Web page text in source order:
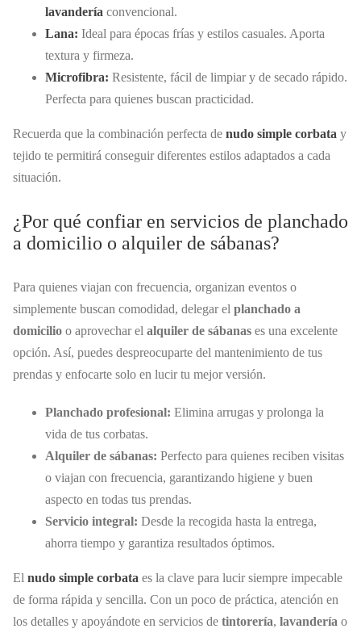
lavandería convencional.
Lana: Ideal para épocas frías y estilos casuales. Aporta
textura y firmeza.
Microfibra: Resistente, fácil de limpiar y de secado rápido.
Perfecta para quienes buscan practicidad.
Recuerda que la combinación perfecta de nudo simple corbata y
tejido te permitirá conseguir diferentes estilos adaptados a cada
situación.
¿Por qué confiar en servicios de planchado
a domicilio o alquiler de sábanas?
Para quienes viajan con frecuencia, organizan eventos o
simplemente buscan comodidad, delegar el planchado a
domicilio o aprovechar el alquiler de sábanas es una excelente
opción. Así, puedes despreocuparte del mantenimiento de tus
prendas y enfocarte solo en lucir tu mejor versión.
Planchado profesional: Elimina arrugas y prolonga la
vida de tus corbatas.
Alquiler de sábanas: Perfecto para quienes reciben visitas
o viajan con frecuencia, garantizando higiene y buen
aspecto en todas tus prendas.
Servicio integral: Desde la recogida hasta la entrega,
ahorra tiempo y garantiza resultados óptimos.
El nudo simple corbata es la clave para lucir siempre impecable
de forma rápida y sencilla. Con un poco de práctica, atención en
los detalles y apoyándote en servicios de tintorería, lavandería o